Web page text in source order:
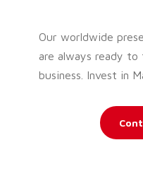
Our worldwide
are always ready
business. Invest in